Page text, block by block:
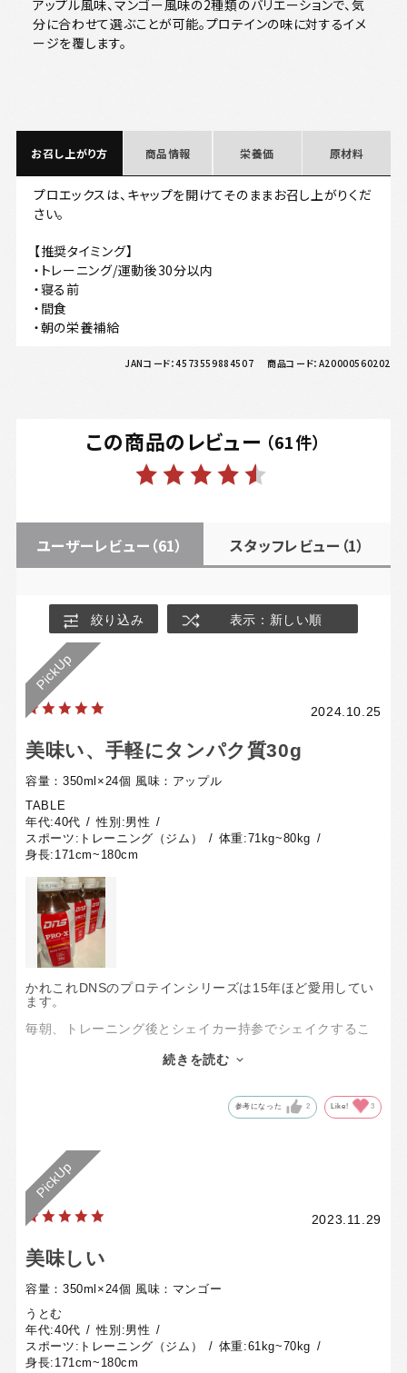
アップル風味、マンゴー風味の2種類のバリエーションで、気
分に合わせて選ぶことが可能。プロテインの味に対するイメ
ージを覆します。
お召し上がり方 商品情報 栄養価 原材料
プロエックスは、キャップを開けてそのままお召し上がりくだ
さい。
【推奨タイミング】
・トレーニング/運動後30分以内
・寝る前
・間食
・朝の栄養補給
JANコード：4573559884507 商品コード： A20000560202
この商品のレビュー （61件）
ユーザーレビュー （61） スタッフレビュー （1）
絞り込み 表示：新しい順
2024.10.25
美味い、手軽にタンパク質30g
容量：350ml×24個 風味：アップル
TABLE
年代:40代 性別:男性
スポーツ: トレーニング（ジム） 体重:71kg~80kg
身長: 171cm~180cm
かれこれDNSのプロテインシリーズは15年ほど愛用してい
ます。
毎朝、トレーニング後とシェイカー持参でシェイクするこ
ーを洗う手間を省く日などはPRO-Xを飲んでいます。
アップルが特にお気に入りですが、気分を変えてマンゴー
トレーニングの効果をあげるためにタンパク質も必須なの
は周知の事実ですが、こちらは1本で30gタンパク質補給で
きるので言うことなしです！
続きを読む
参考になった 2 Like! 3
2023.11.29
美味しい
容量：350ml×24個 風味：マンゴー
うとむ
年代:40代 性別:男性
スポーツ: トレーニング（ジム） 体重:61kg~70kg
身長: 171cm~180cm